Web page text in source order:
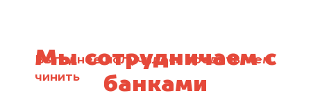
Выгоднее получилось продать, чем
чинить
Мы сотрудничаем с
банками